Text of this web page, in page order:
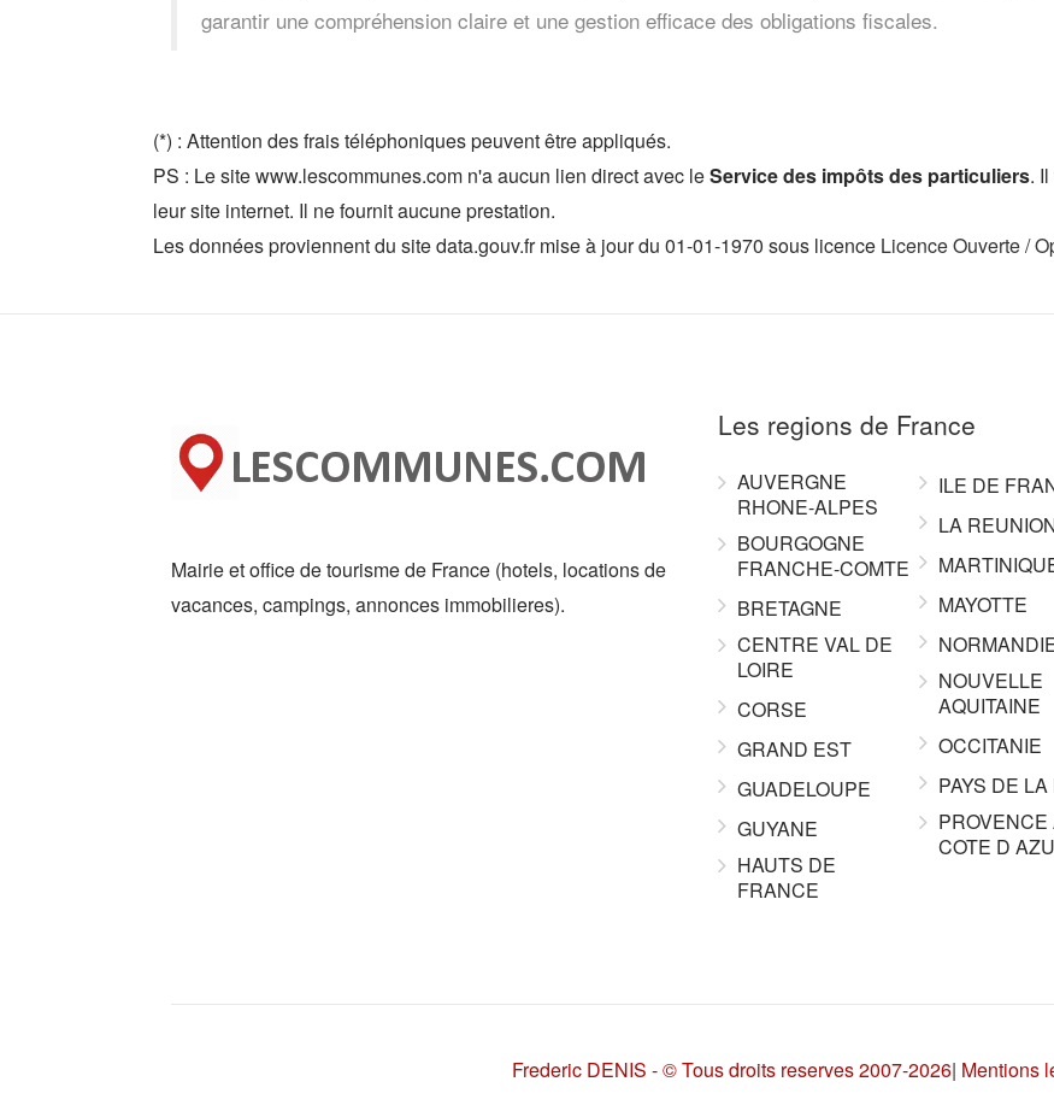
garantir une compréhension claire et une gestion efficace des obligations fiscales.
(*) : Attention des frais téléphoniques peuvent être appliqués.
PS : Le site www.lescommunes.com n'a aucun lien direct avec leService des impôts des particuliers.
leur site internet. Il ne fournit aucune prestation.
Les données proviennent du site data.gouv.fr mise à jour du 01-01-1970 sous licence Licence Ouverte /
Mairie et office de tourisme de France (hotels, locations de
vacances, campings, annonces immobilieres).
Les regions de France
AUVERGNE
RHONE-ALPES
BOURGOGNE
FRANCHE-COMTE
BRETAGNE
CENTRE VAL DE
LOIRE
CORSE
GRAND EST
GUADELOUPE
GUYANE
HAUTS DE
FRANCE
ILE DE
LA
MAYOTTE
NOUVELLE
AQUITAINE
OCCITANIE
PAYS DE LA
PROVENCE
COTE D
Frederic DENIS - © Tous droits reserves 2007-2026| Mentions